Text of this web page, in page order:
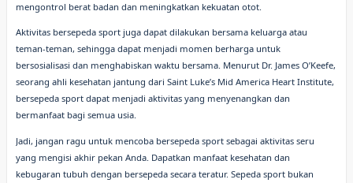
mengontrol berat badan dan meningkatkan kekuatan otot.
Aktivitas bersepeda sport juga dapat dilakukan bersama keluarga atau
teman-teman, sehingga dapat menjadi momen berharga untuk
bersosialisasi dan menghabiskan waktu bersama. Menurut Dr. James O’Keefe,
seorang ahli kesehatan jantung dari Saint Luke’s Mid America Heart Institute,
bersepeda sport dapat menjadi aktivitas yang menyenangkan dan
bermanfaat bagi semua usia.
Jadi, jangan ragu untuk mencoba bersepeda sport sebagai aktivitas seru
yang mengisi akhir pekan Anda. Dapatkan manfaat kesehatan dan
kebugaran tubuh dengan bersepeda secara teratur. Sepeda sport bukan